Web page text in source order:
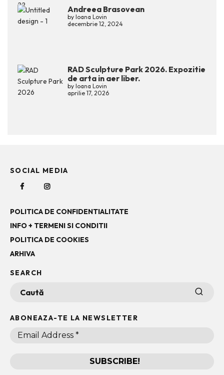
Andreea Brasovean
by Ioana Lovin
decembrie 12, 2024
RAD Sculpture Park 2026. Expozitie
de arta in aer liber.
by Ioana Lovin
aprilie 17, 2026
SOCIAL MEDIA
POLITICA DE CONFIDENTIALITATE
INFO + TERMENI SI CONDITII
POLITICA DE COOKIES
ARHIVA
SEARCH
ABONEAZA-TE LA NEWSLETTER